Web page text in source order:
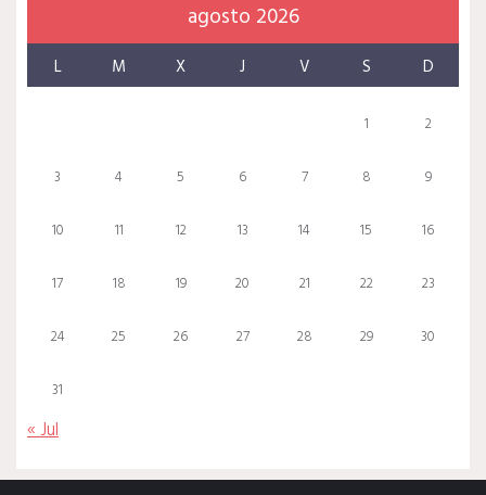
agosto 2026
L M X J V S D
1 2
3 4 5 6 7 8 9
10 11 12 13 14 15 16
17 18 19 20 21 22 23
24 25 26 27 28 29 30
31
« Jul